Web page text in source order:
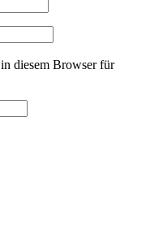
diesem Browser für